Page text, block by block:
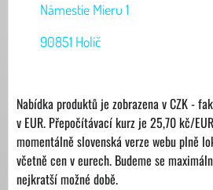
Námestie Mieru 1
90851 Holíč
Nabídka produktů je zobrazena v CZK -
v EUR. Přepočítávací kurz je 25,70 kč/
momentálně slovenská verze webu plně
včetně cen v eurech. Budeme se
nejkratší možné době.